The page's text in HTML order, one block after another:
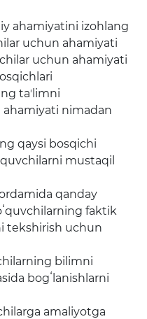
ahamiyatini izohlang
uchun ahamiyati
uchun ahamiyati
taʼlimni
ahamiyati nimadan
qaysi bosqichi
mustaqil
qanday
faktik
tekshirish uchun
bilimni
bogʻlanishlarni
amaliyotga